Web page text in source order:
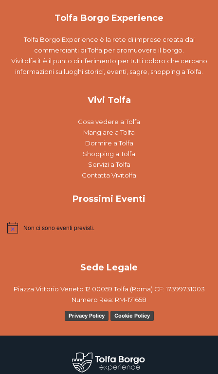
Tolfa Borgo Experience
Tolfa Borgo Experience è la rete di imprese creata dai
commercianti di Tolfa per promuovere il borgo.
Vivitolfa.it è il punto di riferimento per tutti coloro che cercano
informazioni su luoghi storici, eventi, sagre, shopping a Tolfa.
Vivi Tolfa
Cosa vedere a Tolfa
Mangiare a Tolfa
Dormire a Tolfa
Shopping a Tolfa
Servizi a Tolfa
Contatta Vivitolfa
Prossimi Eventi
Non ci sono eventi previsti.
Sede Legale
Piazza Vittorio Veneto 12 00059 Tolfa (Roma) CF: 17399731003
Numero Rea: RM-171658
Privacy Policy Cookie Policy